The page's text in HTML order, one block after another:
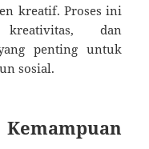
kreatif. Proses ini
dan
penting untuk
sosial.